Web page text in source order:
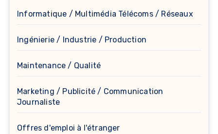
Informatique / Multimédia Télécoms / Réseaux
Ingénierie / Industrie / Production
Maintenance / Qualité
Marketing / Publicité / Communication
Journaliste
Offres d'emploi à l'étranger